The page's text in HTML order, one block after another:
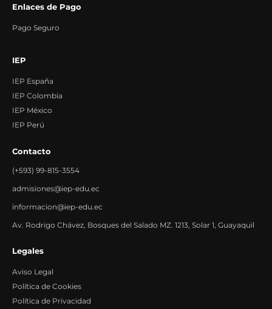
Enlaces de Pago
Pago Seguro
IEP
IEP España
IEP Colombia
IEP México
IEP Perú
Contacto
(+593) 99-815-3554
admisiones@iep-edu.ec
informacion@iep-edu.ec
Av. Rodrigo Chávez, Bosques del Salado MZ. 1213, Solar 1, Guayaquil
Legales
Aviso Legal
Política de Cookies
Política de Privacidad